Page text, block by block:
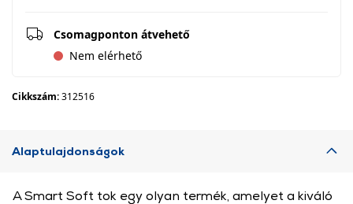
Csomagponton átvehető
Nem elérhető
Cikkszám:312516
Alaptulajdonságok
A Smart Soft tok egy olyan termék, amelyet a kiváló